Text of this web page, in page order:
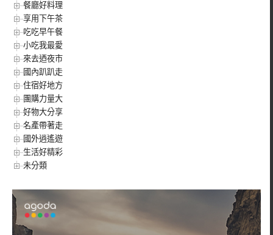
餐廳好料理
享用下午茶
吃吃早午餐
小吃我最愛
來去迺夜市
國內趴趴走
住宿好地方
團購力量大
好物大分享
名產帶著走
國外逍遙遊
生活好精彩
未分類